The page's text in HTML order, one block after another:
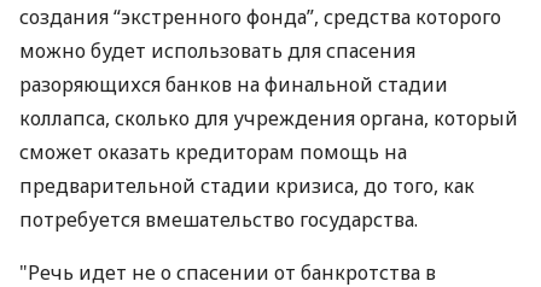
создания “экстренного фонда”, средства которого
можно будет использовать для спасения
разоряющихся банков на финальной стадии
коллапса, сколько для учреждения органа, который
сможет оказать кредиторам помощь на
предварительной стадии кризиса, до того, как
потребуется вмешательство государства.
"Речь идет не о спасении от банкротства в